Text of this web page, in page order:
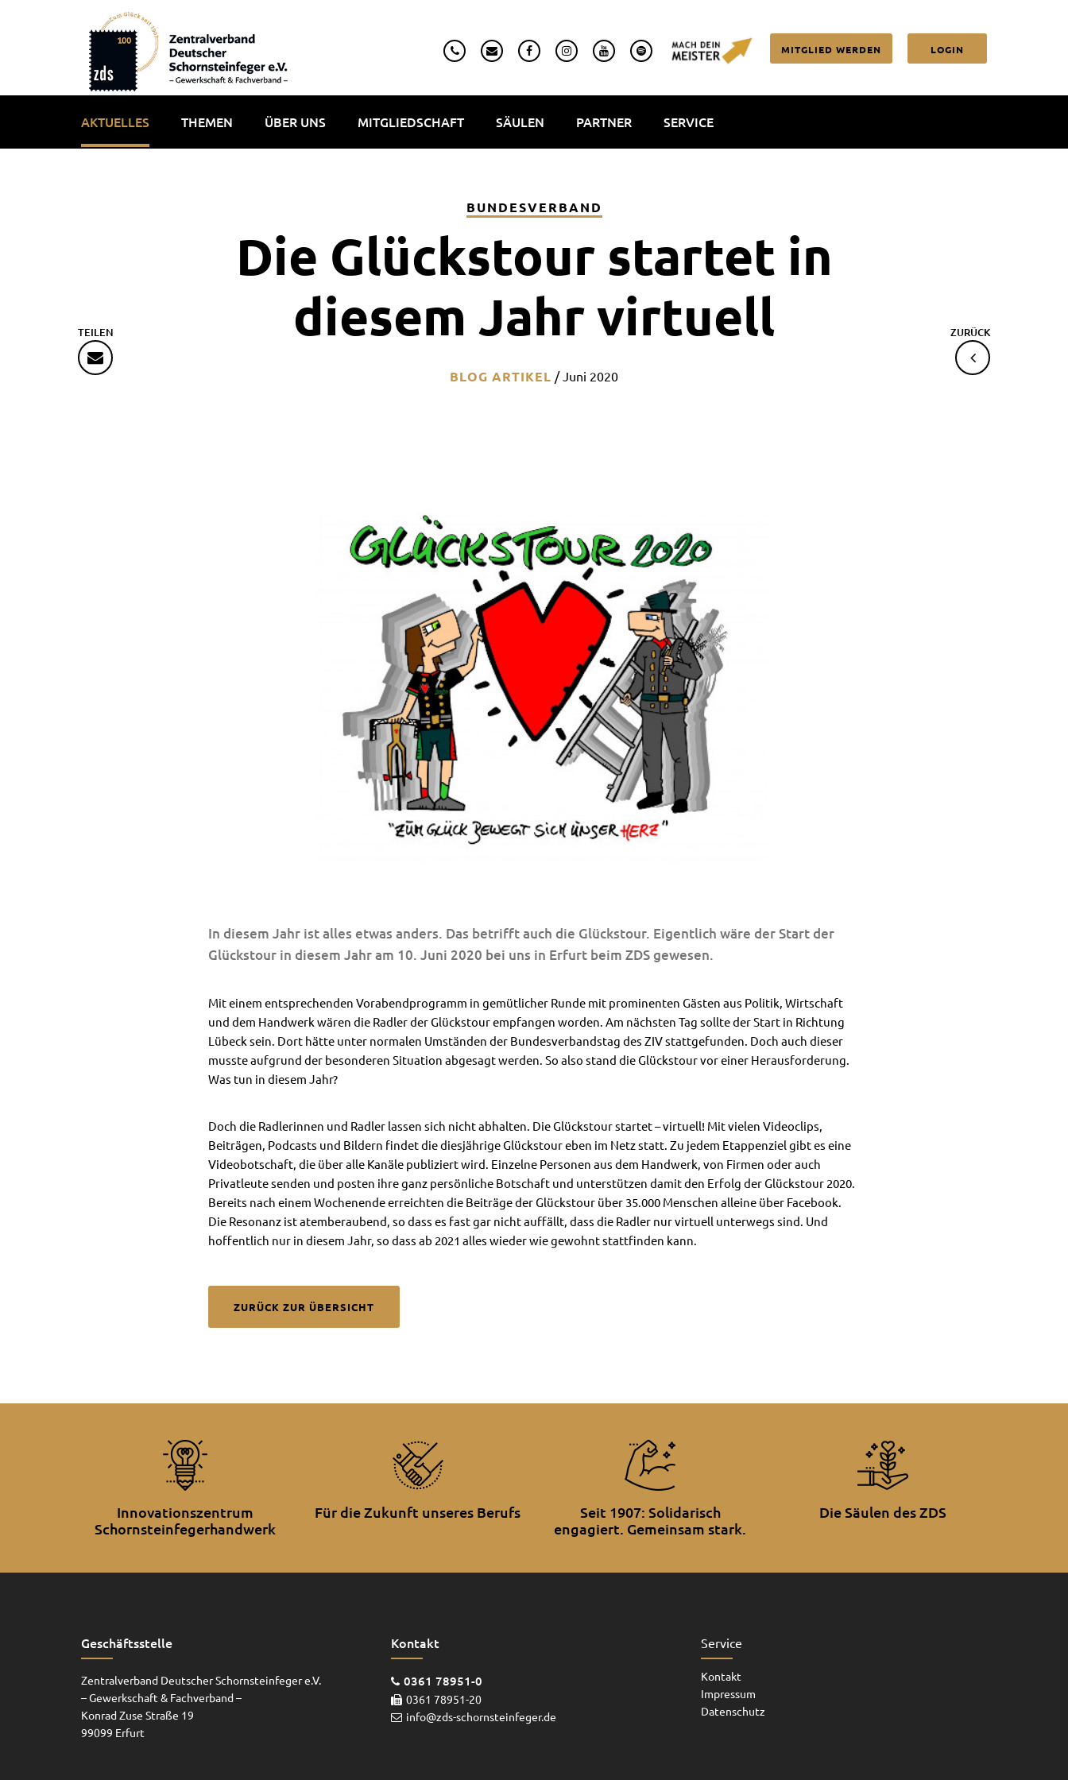
MITGLIED WERDEN LOGIN
AKTUELLES THEMEN ÜBER UNS MITGLIEDSCHAFT SÄULEN PARTNER SERVICE
TEILEN ZURÜCK
BUNDESVERBAND
Die Glückstour startet in
diesem Jahr virtuell
BLOG ARTIKEL /Juni 2020
In diesem Jahr ist alles etwas anders. Das betrifft auch die Glückstour. Eigentlich wäre der Start der
Glückstour in diesem Jahr am 10. Juni 2020 bei uns in Erfurt beim ZDS gewesen.
Mit einem entsprechenden Vorabendprogramm in gemütlicher Runde mit prominenten Gästen aus Politik, Wirtschaft
und dem Handwerk wären die Radler der Glückstour empfangen worden. Am nächsten Tag sollte der Start in Richtung
Lübeck sein. Dort hätte unter normalen Umständen der Bundesverbandstag des ZIV stattgefunden. Doch auch dieser
musste aufgrund der besonderen Situation abgesagt werden. So also stand die Glückstour vor einer Herausforderung.
Was tun in diesem Jahr?
Doch die Radlerinnen und Radler lassen sich nicht abhalten. Die Glückstour startet – virtuell! Mit vielen Videoclips,
Beiträgen, Podcasts und Bildern findet die diesjährige Glückstour eben im Netz statt. Zu jedem Etappenziel gibt es eine
Videobotschaft, die über alle Kanäle publiziert wird. Einzelne Personen aus dem Handwerk, von Firmen oder auch
Privatleute senden und posten ihre ganz persönliche Botschaft und unterstützen damit den Erfolg der Glückstour 2020.
Bereits nach einem Wochenende erreichten die Beiträge der Glückstour über 35.000 Menschen alleine über Facebook.
Die Resonanz ist atemberaubend, so dass es fast gar nicht auffällt, dass die Radler nur virtuell unterwegs sind. Und
hoffentlich nur in diesem Jahr, so dass ab 2021 alles wieder wie gewohnt stattfinden kann.
ZURÜCK ZUR ÜBERSICHT
Innovationszentrum
Schornsteinfegerhandwerk
Für die Zukunft unseres Berufs
Seit 1907: Solidarisch
engagiert. Gemeinsam stark.
Die Säulen des ZDS
Geschäftsstelle
Zentralverband Deutscher Schornsteinfeger e.V.
– Gewerkschaft & Fachverband –
Konrad Zuse Straße 19
99099 Erfurt
Kontakt
0361 78951-0
0361 78951-20
info@zds-schornsteinfeger.de
Service
Kontakt
Impressum
Datenschutz